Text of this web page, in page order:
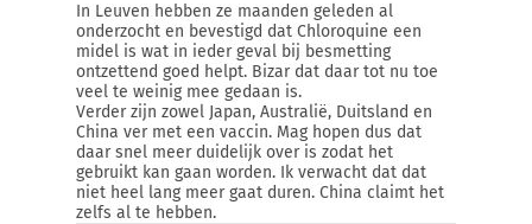
In Leuven hebben ze maanden geleden al
onderzocht en bevestigd dat Chloroquine een
midel is wat in ieder geval bij besmetting
ontzettend goed helpt. Bizar dat daar tot nu toe
veel te weinig mee gedaan is.
Verder zijn zowel Japan, Australië, Duitsland en
China ver met een vaccin. Mag hopen dus dat
daar snel meer duidelijk over is zodat het
gebruikt kan gaan worden. Ik verwacht dat dat
niet heel lang meer gaat duren. China claimt het
zelfs al te hebben.